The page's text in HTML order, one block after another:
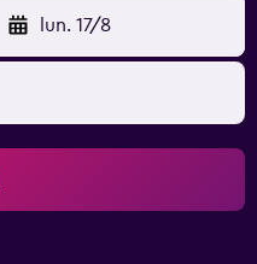
lun. 17/8